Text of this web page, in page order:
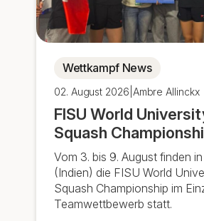
Wettkampf News
02. August 2026 Ambre Allinckx
FISU World
Squash
Vom 3. bis 9. August finden
(Indien) die FISU World
Squash Championship im
Teamwettbewerb statt.